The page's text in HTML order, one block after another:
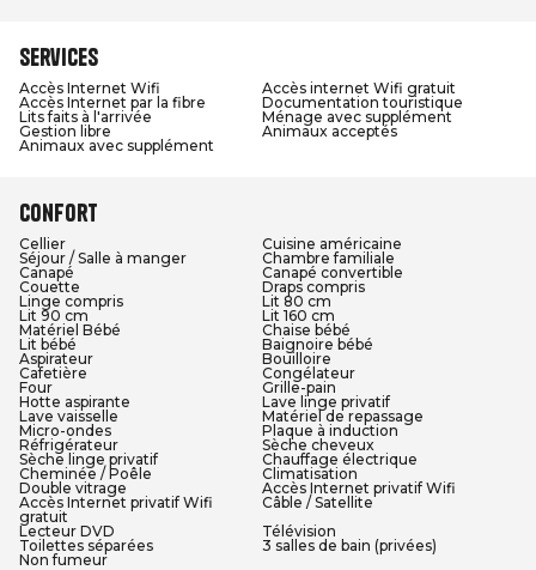
Services
Accès Internet Wifi
Accès internet Wifi gratuit
Accès Internet par la fibre
Documentation touristique
Lits faits à l'arrivée
Ménage avec supplément
Gestion libre
Animaux acceptés
Animaux avec supplément
Confort
Cellier
Cuisine américaine
Séjour / Salle à manger
Chambre familiale
Canapé
Canapé convertible
Couette
Draps compris
Linge compris
Lit 80 cm
Lit 90 cm
Lit 160 cm
Matériel Bébé
Chaise bébé
Lit bébé
Baignoire bébé
Aspirateur
Bouilloire
Cafetière
Congélateur
Four
Grille-pain
Hotte aspirante
Lave linge privatif
Lave vaisselle
Matériel de repassage
Micro-ondes
Plaque à induction
Réfrigérateur
Sèche cheveux
Sèche linge privatif
Chauffage électrique
Cheminée / Poêle
Climatisation
Double vitrage
Accès Internet privatif Wifi
Accès Internet privatif Wifi
gratuit
Câble / Satellite
Lecteur DVD
Télévision
Toilettes séparées
3 salles de bain (privées)
Non fumeur